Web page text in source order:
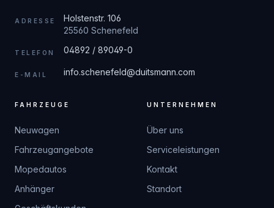
ADRESSE
Holstenstr. 106
25560 Schenefeld
TELEFON 04892 / 89049-0
E-MAIL info.schenefeld@duitsmann.com
FAHRZEUGE
Neuwagen
Fahrzeugangebote
Mopedautos
Anhänger
UNTERNEHMEN
Über uns
Serviceleistungen
Kontakt
Standort